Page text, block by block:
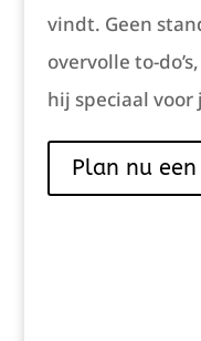
vindt. Geen
overvolle to-
hij speciaal
Plan nu